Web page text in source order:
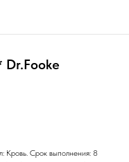
Кровь. Срок выполнения: 8